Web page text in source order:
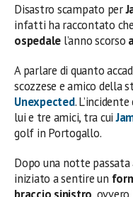
Disastro scampato per
infatti ha raccontato
ospedale l’anno scorso
A parlare di quanto
scozzese e amico della
Unexpected.
lui e tre amici, tra cui
golf in Portogallo.
Dopo una notte
iniziato a sentire un
braccio sinistro,